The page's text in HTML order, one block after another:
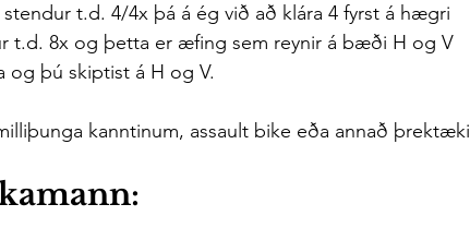
t.d. 4/4x þá á ég við að klára 4 fyrst á hægri
t.d. 8x og þetta er æfing sem reynir á bæði H og V
og þú skiptist á H og V.
kanntinum, assault bike eða annað þrektæki